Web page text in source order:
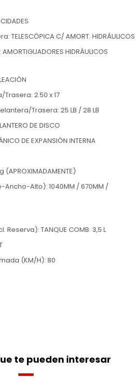
TELESCÓPICA C/ AMORT. HIDRÁULICOS
HIDRÁULICOS
2.50 x 17
Trasera: 25 LB / 28 LB
DE DISCO
DE EXPANSIÓN INTERNA
Alto): 1040MM / 670MM /
TANQUE COMB. 3,5 L
(KM/H): 80
te pueden interesar